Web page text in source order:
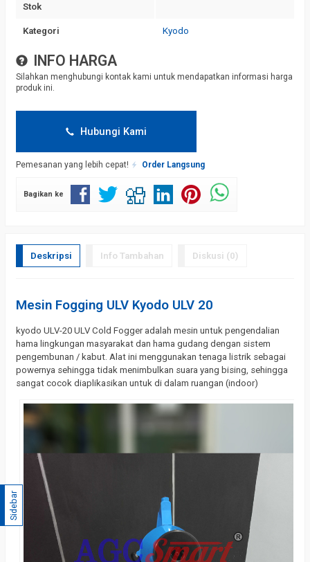
Stok
Kategori Kyodo
INFO HARGA
Silahkan menghubungi kontak kami untuk mendapatkan informasi harga
produk ini.
Hubungi Kami
Pemesanan yang lebih cepat! Order Langsung
Bagikan ke
Deskripsi Info Tambahan Diskusi (0)
Mesin Fogging ULV Kyodo ULV 20
kyodo ULV-20 ULV Cold Fogger adalah mesin untuk pengendalian
hama lingkungan masyarakat dan hama gudang dengan sistem
pengembunan / kabut. Alat ini menggunakan tenaga listrik sebagai
powernya sehingga tidak menimbulkan suara yang bising, sehingga
sangat cocok diaplikasikan untuk di dalam ruangan (indoor)
Sidebar